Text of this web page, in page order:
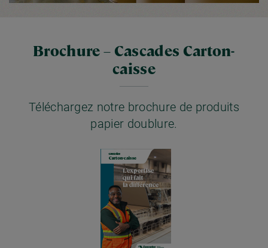
Brochure – Cascades Carton-
caisse
Téléchargez notre brochure de produits
papier doublure.